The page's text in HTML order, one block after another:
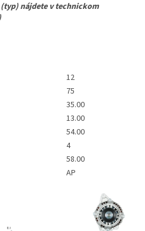
nájdete v technickom
12
75
35.00
13.00
54.00
4
58.00
AP